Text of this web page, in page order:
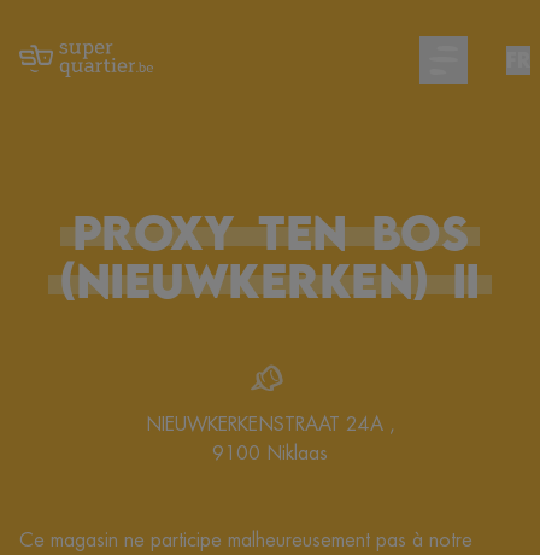
Open main
PROXY TEN BOS
(Nieuwkerken) II
NIEUWKERKENSTRAAT 24A ,
9100 Niklaas
Ce magasin ne participe malheureusement pas à notre